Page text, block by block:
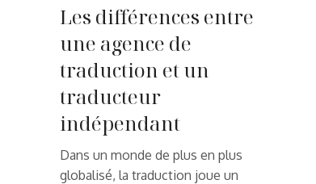
Les différences entre
une agence de
traduction et un
traducteur
indépendant
Dans un monde de plus en plus
globalisé, la traduction joue un